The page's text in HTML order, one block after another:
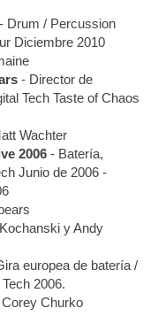
Drum / Percussion
Diciembre 2010
- Director de
Tech Taste of Chaos
Wachter
2006 - Batería,
Junio ​​de 2006 -
y Andy
europea de batería /
2006.
Churko